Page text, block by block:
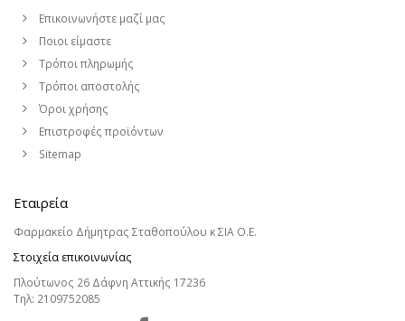
Επικοινωνήστε μαζί μας
Ποιοι είμαστε
Τρόποι πληρωμής
Τρόποι αποστολής
Όροι χρήσης
Επιστροφές προϊόντων
Sitemap
Εταιρεία
Φαρμακείο Δήμητρας Σταθοπούλου κ ΣΙΑ Ο.Ε.
Στοιχεία επικοινωνίας
Πλούτωνος 26 Δάφνη Αττικής 17236
Τηλ: 2109752085